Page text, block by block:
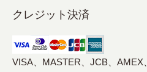
クレジット決済
VISA、MASTER、JCB、